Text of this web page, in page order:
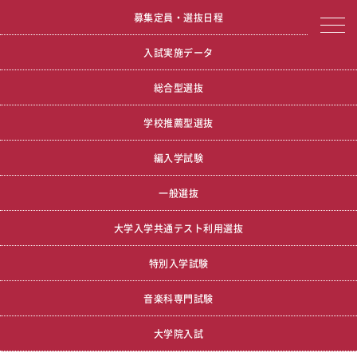
募集定員・選抜日程
入試実施データ
総合型選抜
学校推薦型選抜
編入学試験
一般選抜
大学入学共通テスト利用選抜
特別入学試験
音楽科専門試験
大学院入試